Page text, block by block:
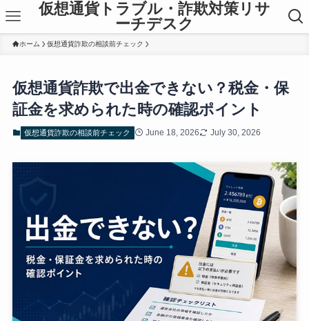
仮想通貨トラブル・詐欺対策リサ
ーチデスク
ホーム 仮想通貨詐欺の相談前チェック
仮想通貨詐欺で出金できない？税金・保
証金を求められた時の確認ポイント
仮想通貨詐欺の相談前チェック June 18, 2026 July 30, 2026